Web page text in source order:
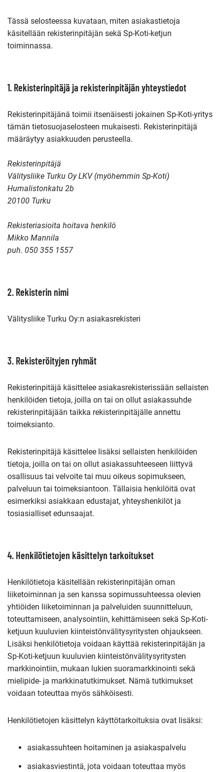
Tässä selosteessa kuvataan, miten asiakastietoja
käsitellään rekisterinpitäjän sekä Sp-Koti-ketjun
toiminnassa.
1. Rekisterinpitäjä ja rekisterinpitäjän yhteystiedot
Rekisterinpitäjänä toimii itsenäisesti jokainen Sp-Koti-yritys
tämän tietosuojaselosteen mukaisesti. Rekisterinpitäjä
määräytyy asiakkuuden perusteella.
Rekisterinpitäjä
Välitysliike Turku Oy LKV (myöhemmin Sp-Koti)
Humalistonkatu 2b
20100 Turku
Rekisteriasioita hoitava henkilö
Mikko Mannila
puh. 050 355 1557
2. Rekisterin nimi
Välitysliike Turku Oy:n asiakasrekisteri
3. Rekisteröityjen ryhmät
Rekisterinpitäjä käsittelee asiakasrekisterissään sellaisten
henkilöiden tietoja, joilla on tai on ollut asiakassuhde
rekisterinpitäjään taikka rekisterinpitäjälle annettu
toimeksianto.
Rekisterinpitäjä käsittelee lisäksi sellaisten henkilöiden
tietoja, joilla on tai on ollut asiakassuhteeseen liittyvä
osallisuus tai velvoite tai muu oikeus sopimukseen,
palveluun tai toimeksiantoon. Tällaisia henkilöitä ovat
esimerkiksi asiakkaan edustajat, yhteyshenkilöt ja
tosiasialliset edunsaajat.
4. Henkilötietojen käsittelyn tarkoitukset
Henkilötietoja käsitellään rekisterinpitäjän oman
liiketoiminnan ja sen kanssa sopimussuhteessa olevien
yhtiöiden liiketoiminnan ja palveluiden suunnitteluun,
toteuttamiseen, analysointiin, kehittämiseen sekä Sp-Koti-
ketjuun kuuluvien kiinteistönvälitysyritysten ohjaukseen.
Lisäksi henkilötietoja voidaan käyttää rekisterinpitäjän ja
Sp-Koti-ketjuun kuuluvien kiinteistönvälitysyritysten
markkinointiin, mukaan lukien suoramarkkinointi sekä
mielipide- ja markkinatutkimukset. Nämä tutkimukset
voidaan toteuttaa myös sähköisesti.
Henkilötietojen käsittelyn käyttötarkoituksia ovat lisäksi:
asiakassuhteen hoitaminen ja asiakaspalvelu
asiakasviestintä, jota voidaan toteuttaa myös